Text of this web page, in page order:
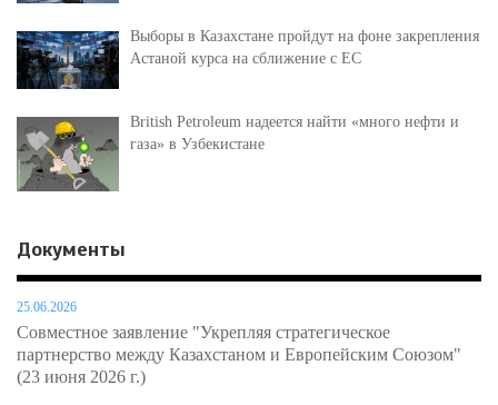
Выборы в Казахстане пройдут на фоне закрепления
Астаной курса на сближение с ЕС
British Petroleum надеется найти «много нефти и
газа» в Узбекистане
Документы
25.06.2026
Совместное заявление "Укрепляя стратегическое
партнерство между Казахстаном и Европейским Союзом"
(23 июня 2026 г.)